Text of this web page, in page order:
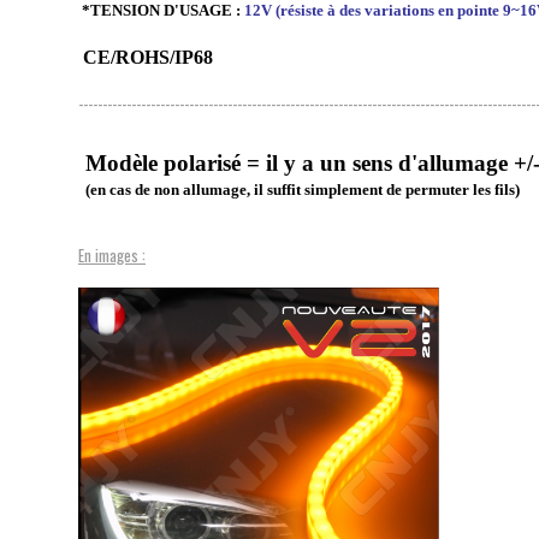
*TENSION D'USAGE : 12V (résiste à des variations en pointe
CE/ROHS/IP68
Modèle polarisé = il y a un sens d'allumage +/-
(en cas de non allumage, il suffit simplement de permuter les fils)
En images :